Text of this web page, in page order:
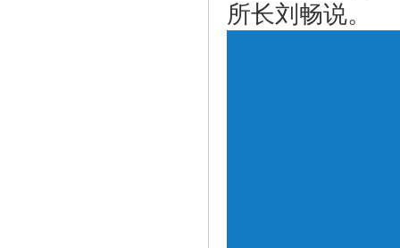
所长刘畅说。